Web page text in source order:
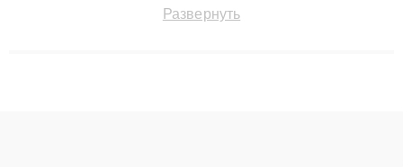
сохранением гарантии до 3 лет. Наши мастера решают
Развернуть